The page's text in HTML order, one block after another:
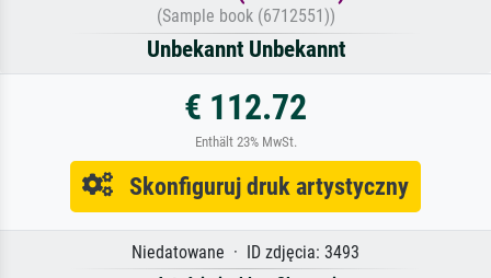
(Sample book (6712551))
Unbekannt Unbekannt
€ 112.72
Enthält 23% MwSt.
Skonfiguruj druk artystyczny
Niedatowane · ID zdjęcia: 3493